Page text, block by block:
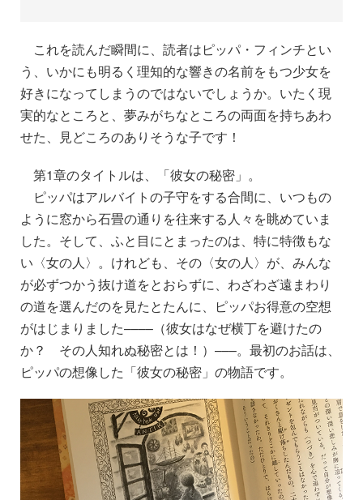
これを読んだ瞬間に、読者はピッパ・フィンチとい
う、いかにも明るく理知的な響きの名前をもつ少女を
好きになってしまうのではないでしょうか。いたく現
実的なところと、夢みがちなところの両面を持ちあわ
せた、見どころのありそうな子です！
第1章のタイトルは、「彼女の秘密」。
ピッパはアルバイトの子守をする合間に、いつもの
ように窓から石畳の通りを往来する人々を眺めていま
した。そして、ふと目にとまったのは、特に特徴もな
い〈女の人〉。けれども、その〈女の人〉が、みんな
が必ずつかう抜け道をとおらずに、わざわざ遠まわり
の道を選んだのを見たとたんに、ピッパお得意の空想
がはじまりました––––（彼女はなぜ横丁を避けたの
か？ その人知れぬ秘密とは！）–––。 最初のお話は、
ピッパの想像した「彼女の秘密」の物語です。